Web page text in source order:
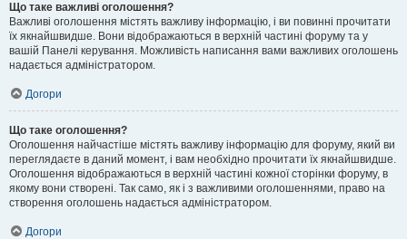
Що таке важливі оголошення?
Важливі оголошення містять важливу інформацію, і ви повинні прочитати
їх якнайшвидше. Вони відображаються в верхній частині форуму та у
вашій Панелі керування. Можливість написання вами важливих оголошень
надається адміністратором.
Догори
Що таке оголошення?
Оголошення найчастіше містять важливу інформацію для форуму, який ви
переглядаєте в даний момент, і вам необхідно прочитати їх якнайшвидше.
Оголошення відображаються в верхній частині кожної сторінки форуму, в
якому вони створені. Так само, як і з важливими оголошеннями, право на
створення оголошень надається адміністратором.
Догори